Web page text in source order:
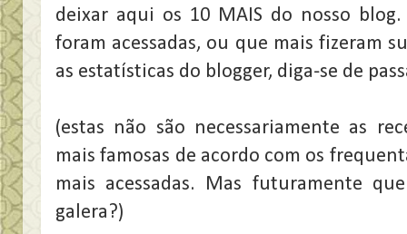
deixar aqui os 10 MAIS do nosso
foram acessadas, ou que mais fizeram
as estatísticas do blogger, diga-se de
(estas não são necessariamente as
mais famosas de acordo com os
mais acessadas. Mas futuramente
galera?)